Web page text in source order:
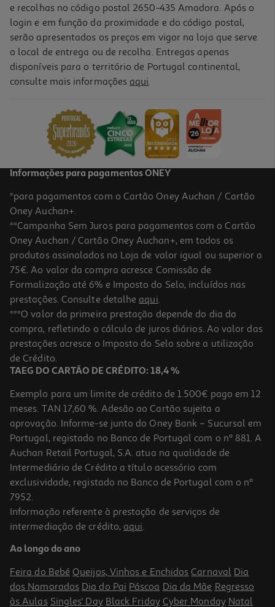
-10%
Livro Acredita Em Ti Tu Consegues! De Sara Rebello Da Silva
PVP de editor
10,71 €
-10%
Livro A Filha Do Grufalão
12.51 €/un
13,90 € PVP de editor
12,51 €
-10%
Livro Os Indomáveis F. C. - Operação Bola De Fogo
10.98 €/un
PVP de editor
10,98 €
e recolhas no código postal 2650-435 Amadora. Após o
login e em função da proximidade e do código postal,
serão apresentados os preços em vigor na loja que serve
o local de entrega ou de recolha. Entregas apenas
disponíveis para o território de Portugal continental,
consulte mais informações aqui.
Informações para pagamentos ONEY
*para pagamentos com o Cartão Oney Auchan / Cartão
Oney Auchan+.
**Campanha Sem Juros para pagamentos com o Cartão
Oney Auchan / Cartão Oney Auchan+, em todos os
produtos assinalados na Loja de valor igual ou superior a
75€. Ao valor da compra acresce Comissão de
Formalização até 6% e Imposto do Selo, incluídos nas
prestações. Consulte detalhe aqui.
***O valor da primeira prestação depende do dia da
compra, refletindo o cálculo de juros diários. Ao valor das
prestações acresce o Imposto do Selo sobre a utilização
de Crédito.
TAEG DO CARTÃO DE CRÉDITO: 18,4 %
Exemplo para um limite de crédito de 1.500€ pago em 12
meses. TAN 17,60 %. Adesão ao Cartão sujeita a
aprovação. Informe-se junto do Oney Bank – Sucursal em
Portugal, registado no Banco de Portugal com o nº 881. A
Auchan Retail Portugal, S.A. atua na qualidade de
Intermediário de Crédito a título acessório com
exclusividade, registado no Banco de Portugal com o nº
7952.
Informação referente à prestação de serviços de
intermediação de crédito, aqui.
Ao longo do ano
Feira do Bebé Queijos, Vinhos e Enchidos Carnaval Dia
dos Namorados Dia do Pai Páscoa Dia da Mãe Regresso
às Aulas Singles' Day Black Friday Cyber Monday Natal